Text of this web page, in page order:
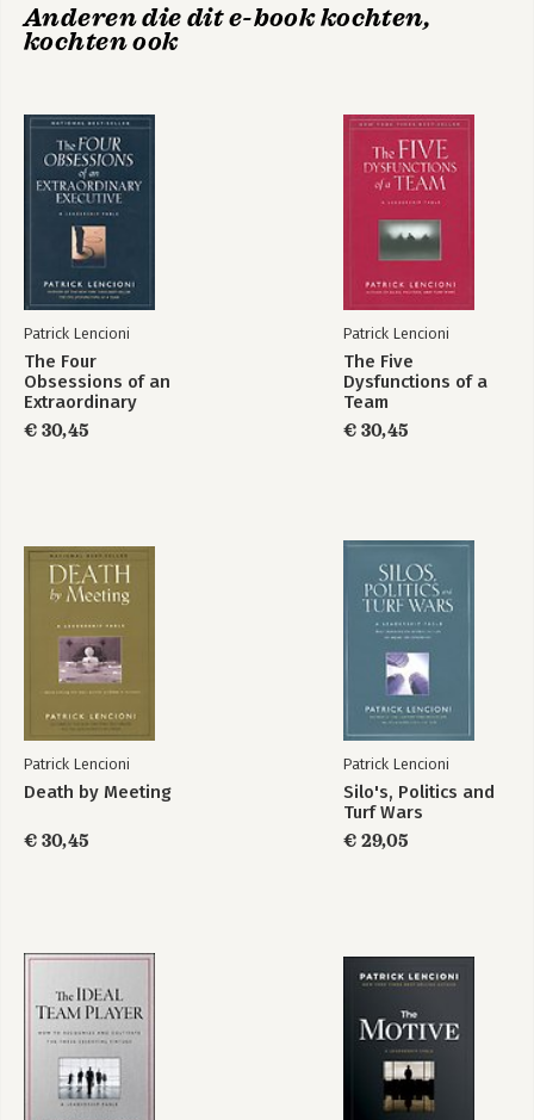
De vijf frustraties
Bekijk alle boeken
Hulpmiddelen 151
Dankwoord 153
Over de auteur 155
Anderen die dit e-book kochten,
kochten ook
Patrick Lencioni
The Four
Obsessions of an
Extraordinary
Executive
€ 30,45
Patrick Lencioni
The Five
Dysfunctions of a
Team
€ 30,45
Patrick Lencioni
Death by Meeting
€ 30,45
Patrick Lencioni
Silo's, Politics and
Turf Wars
€ 29,05